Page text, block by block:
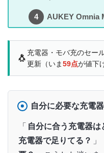
AUKEY Omnia
🐧 充電器・モバ充のセー
更新（いま59点が値下
自分に必要な充電
「 自分に合う充電器は
充電器で足りてる？ 」